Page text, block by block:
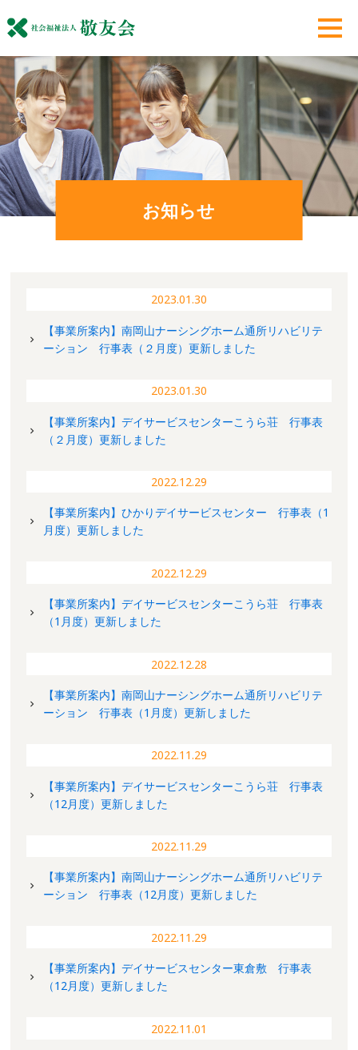
お知らせ
2023.01.30
【事業所案内】南岡山ナーシングホーム通所リハビリテ
ーション 行事表（２月度）更新しました
2023.01.30
【事業所案内】デイサービスセンターこうら荘 行事表
（２月度）更新しました
2022.12.29
【事業所案内】ひかりデイサービスセンター 行事表（1
月度）更新しました
2022.12.29
【事業所案内】デイサービスセンターこうら荘 行事表
（1月度）更新しました
2022.12.28
【事業所案内】南岡山ナーシングホーム通所リハビリテ
ーション 行事表（1月度）更新しました
2022.11.29
【事業所案内】デイサービスセンターこうら荘 行事表
（12月度）更新しました
2022.11.29
【事業所案内】南岡山ナーシングホーム通所リハビリテ
ーション 行事表（12月度）更新しました
2022.11.29
【事業所案内】デイサービスセンター東倉敷 行事表
（12月度）更新しました
2022.11.01